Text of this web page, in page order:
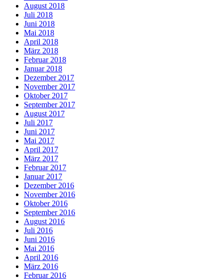
August 2018
Juli 2018
Juni 2018
Mai 2018
April 2018
März 2018
Februar 2018
Januar 2018
Dezember 2017
November 2017
Oktober 2017
September 2017
August 2017
Juli 2017
Juni 2017
Mai 2017
April 2017
März 2017
Februar 2017
Januar 2017
Dezember 2016
November 2016
Oktober 2016
September 2016
August 2016
Juli 2016
Juni 2016
Mai 2016
April 2016
März 2016
Februar 2016